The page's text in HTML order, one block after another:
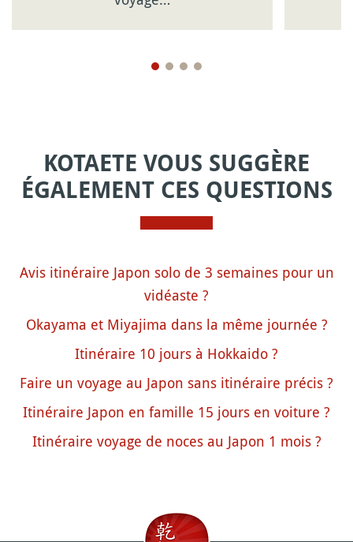
KOTAETE VOUS SUGGÈRE
ÉGALEMENT CES QUESTIONS
Avis itinéraire Japon solo de 3 semaines pour un
vidéaste ?
Okayama et Miyajima dans la même journée ?
Itinéraire 10 jours à Hokkaido ?
Faire un voyage au Japon sans itinéraire précis ?
Itinéraire Japon en famille 15 jours en voiture ?
Itinéraire voyage de noces au Japon 1 mois ?